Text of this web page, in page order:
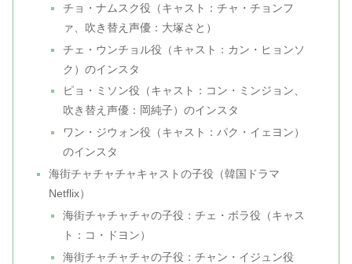
チョ・ナムスク役（キャスト：チャ・チョンフ
ァ、吹き替え声優：大塚さと）
チェ・ウンチョル役（キャスト：カン・ヒョンソ
ク）のインスタ
ピョ・ミソン役（キャスト：コン・ミンジョン、
吹き替え声優：岡純子）のインスタ
ワン・ジウォン役（キャスト：パク・イェヨン）
のインスタ
海街チャチャチャキャストの子役（韓国ドラマ
Netflix）
海街チャチャチャの子役：チェ・ボラ役（キャス
ト：コ・ドヨン）
海街チャチャチャの子役：チャン・イジュン役